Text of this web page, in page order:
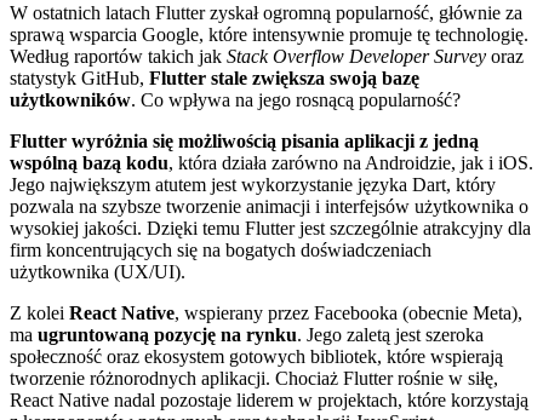
W ostatnich latach Flutter zyskał ogromną popularność, głównie za
sprawą wsparcia Google, które intensywnie promuje tę technologię.
Według raportów takich jak Stack Overflow Developer Survey oraz
statystyk GitHub, Flutter stale zwiększa swoją bazę
użytkowników. Co wpływa na jego rosnącą popularność?
Flutter wyróżnia się możliwością pisania aplikacji z jedną
wspólną bazą kodu, która działa zarówno na Androidzie, jak i iOS.
Jego największym atutem jest wykorzystanie języka Dart, który
pozwala na szybsze tworzenie animacji i interfejsów użytkownika o
wysokiej jakości. Dzięki temu Flutter jest szczególnie atrakcyjny dla
firm koncentrujących się na bogatych doświadczeniach
użytkownika (UX/UI).
Z kolei React Native, wspierany przez Facebooka (obecnie Meta),
ma ugruntowaną pozycję na rynku. Jego zaletą jest szeroka
społeczność oraz ekosystem gotowych bibliotek, które wspierają
tworzenie różnorodnych aplikacji. Chociaż Flutter rośnie w siłę,
React Native nadal pozostaje liderem w projektach, które korzystają